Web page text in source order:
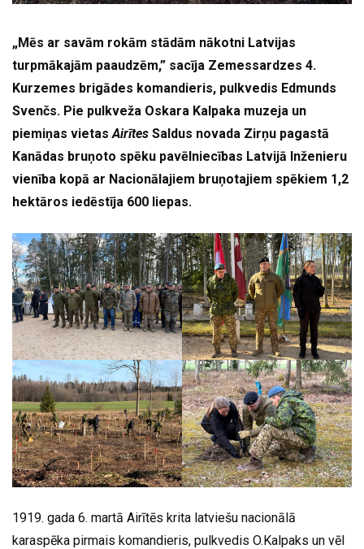
„Mēs ar savām rokām stādām nākotni Latvijas
turpmākajām paaudzēm,” sacīja Zemessardzes 4.
Kurzemes brigādes komandieris, pulkvedis Edmunds
Svenčs. Pie pulkveža Oskara Kalpaka muzeja un
piemiņas vietas Airītes Saldus novada Zirņu pagastā
Kanādas bruņoto spēku pavēlniecības Latvijā Inženieru
vienība kopā ar Nacionālajiem bruņotajiem spēkiem 1,2
hektāros iedēstīja 600 liepas.
1919. gada 6. martā Airītēs krita latviešu nacionālā
karaspēka pirmais komandieris, pulkvedis O.Kalpaks un vēl